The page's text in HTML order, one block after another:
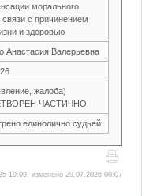
морального
связи с причинением
и здоровью
Анастасия Валерьевна
жалоба)
ЧАСТИЧНО
единолично судьей
19:09, изменено 29.07.2026 00:07